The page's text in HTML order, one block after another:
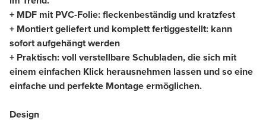
+ MDF mit PVC-Folie: fleckenbeständig und kratzfest
+ Montiert geliefert und komplett fertiggestellt: kann
sofort aufgehängt werden
+ Praktisch: voll verstellbare Schubladen, die sich mit
einem einfachen Klick herausnehmen lassen und so eine
einfache und perfekte Montage ermöglichen.
Design